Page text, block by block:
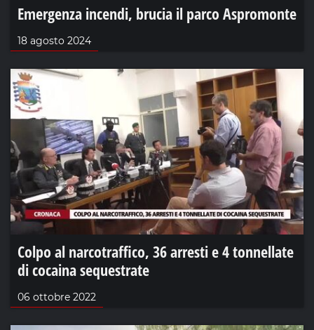
Emergenza incendi, brucia il parco Aspromonte
18 agosto 2024
Colpo al narcotraffico, 36 arresti e 4 tonnellate
di cocaina sequestrate
06 ottobre 2022